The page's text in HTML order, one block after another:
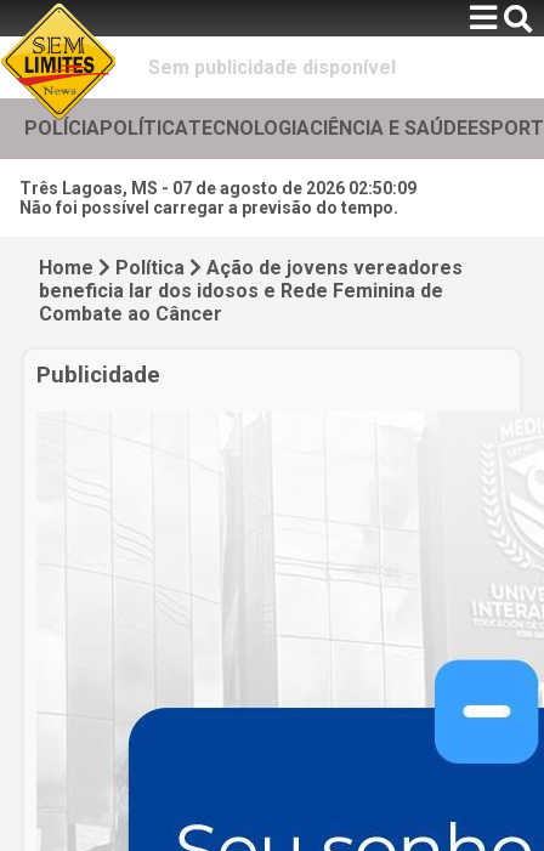
Sem publicidade disponível
POLÍCIAPOLÍTICATECNOLOGIACIÊNCIA E SAÚDE
Três Lagoas, MS - 07 de agosto de 2026 02:50:11
Não foi possível carregar a previsão do tempo.
Home Política
Ação de jovens vereadores
beneficia lar dos idosos e Rede Feminina de
Combate ao Câncer
Publicidade